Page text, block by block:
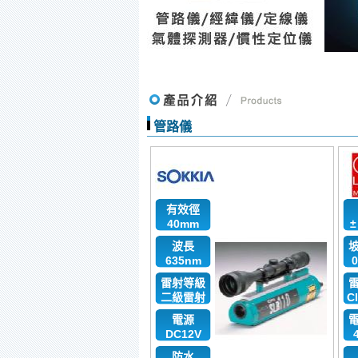
管路儀
有效徑
40mm
波長
635nm
雷射等級
二級雷射
電源
DC12V